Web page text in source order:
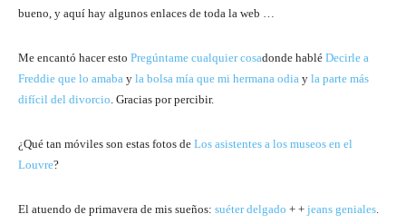
bueno, y aquí hay algunos enlaces de toda la web …
Me encantó hacer esto Pregúntame cualquier cosadonde hablé Decirle a
Freddie que lo amaba y la bolsa mía que mi hermana odia y la parte más
difícil del divorcio . Gracias por percibir.
¿Qué tan móviles son estas fotos de Los asistentes a los museos en el
Louvre?
El atuendo de primavera de mis sueños: suéter delgado + + jeans geniales